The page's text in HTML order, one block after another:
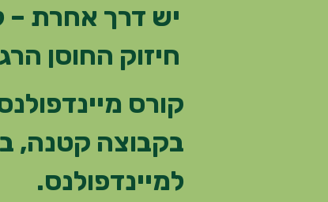
יש דרך אחרת –
חיזוק החוסן
בקבוצה קטנה,
למיינדפולנס.